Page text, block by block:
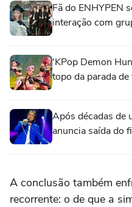
Fã do ENHYPEN
interação com
'KPop Demon
topo da parada
Após décadas de
anuncia saída do
A conclusão também
recorrente: o de que a